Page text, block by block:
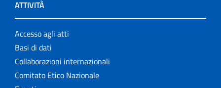
ATTIVITÀ
Accesso agli atti
Basi di dati
Collaborazioni internazionali
Comitato Etico Nazionale